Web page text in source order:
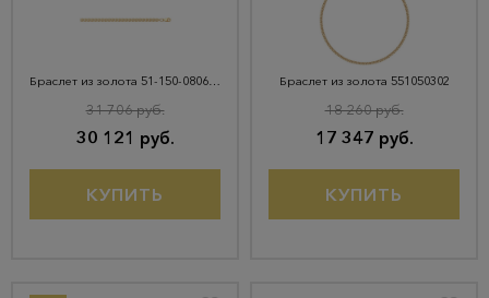
Браслет из золота 51-150-08060-31
30 121 руб.
31 706 руб.
КУПИТЬ
Браслет из золота 551050302
17 347 руб.
18 260 руб.
КУПИТЬ